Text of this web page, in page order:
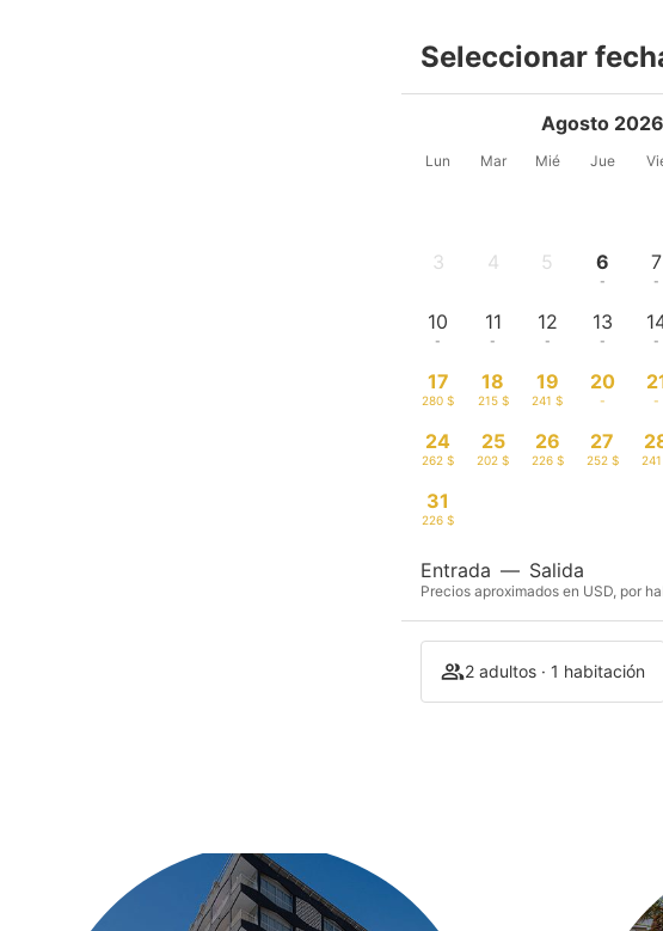
Seleccionar
Agosto 2026
Lun Mar Mié Jue
3 4 5 6
-
7
-
10
-
11
-
12
-
13
- -
17
280 $
18
215 $
19
241 $
20
- -
24
262 $
25
202 $
26
226 $
27
252 $
31
226 $
Entrada — Salida
Precios aproximados en USD, por
2 adultos · 1 habitación